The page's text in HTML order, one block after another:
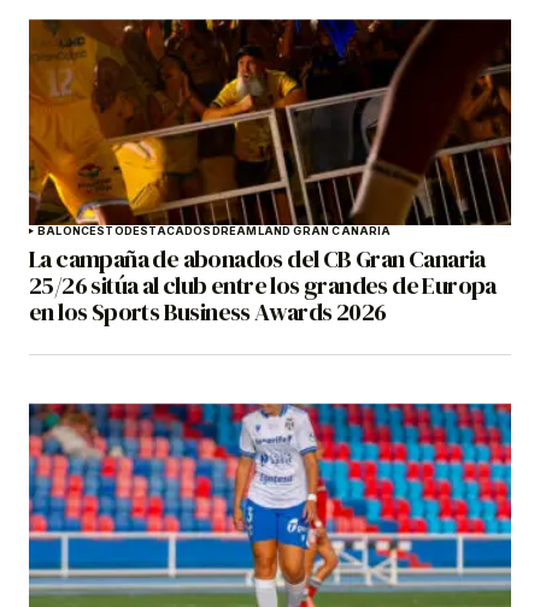
BALONCESTODESTACADOSDREAMLAND GRAN CANARIA
La campaña de abonados del CB Gran Canaria
25/26 sitúa al club entre los grandes de Europa
en los Sports Business Awards 2026